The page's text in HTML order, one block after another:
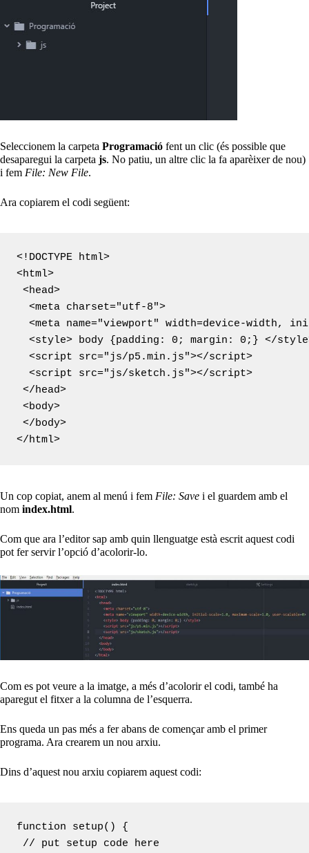
Seleccionem la carpeta Programació fent un clic (és possible que
desaparegui la carpeta js. No patiu, un altre clic la fa aparèixer de nou)
i fem File: New File.
Ara copiarem el codi següent:
<!DOCTYPE html>
<html>
<head>
  <meta charset="utf-8">
<meta name="viewport" width=device-width,
<style> body {padding: 0; margin: 0;} </
  <script src="js/p5.min.js"></script>
  <script src="js/sketch.js"></script>
</head>
<body>
</body>
Un cop copiat, anem al menú i fem File: Save i el guardem amb el
nom index.html.
Com que ara l’editor sap amb quin llenguatge està escrit aquest codi
pot fer servir l’opció d’acolorir-lo.
Com es pot veure a la imatge, a més d’acolorir el codi, també ha
aparegut el fitxer a la columna de l’esquerra.
Ens queda un pas més a fer abans de començar amb el primer
programa. Ara crearem un nou arxiu.
Dins d’aquest nou arxiu copiarem aquest codi:
function setup() {
// put setup code here